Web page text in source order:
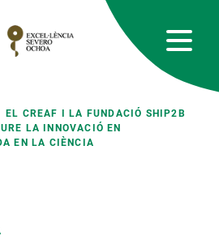
EL CREAF I LA FUNDACIÓ SHIP2B
LA INNOVACIÓ EN
EN LA CIÈNCIA